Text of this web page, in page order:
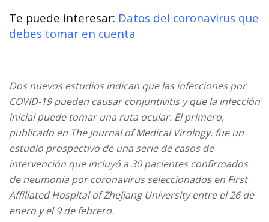
Te puede interesar: Datos del coronavirus que
debes tomar en cuenta
Dos nuevos estudios indican que las infecciones por
COVID-19 pueden causar conjuntivitis y que la infección
inicial puede tomar una ruta ocular. El primero,
publicado en The Journal of Medical Virology, fue un
estudio prospectivo de una serie de casos de
intervención que incluyó a 30 pacientes confirmados
de neumonía por coronavirus seleccionados en First
Affiliated Hospital of Zhejiang University entre el 26 de
enero y el 9 de febrero.